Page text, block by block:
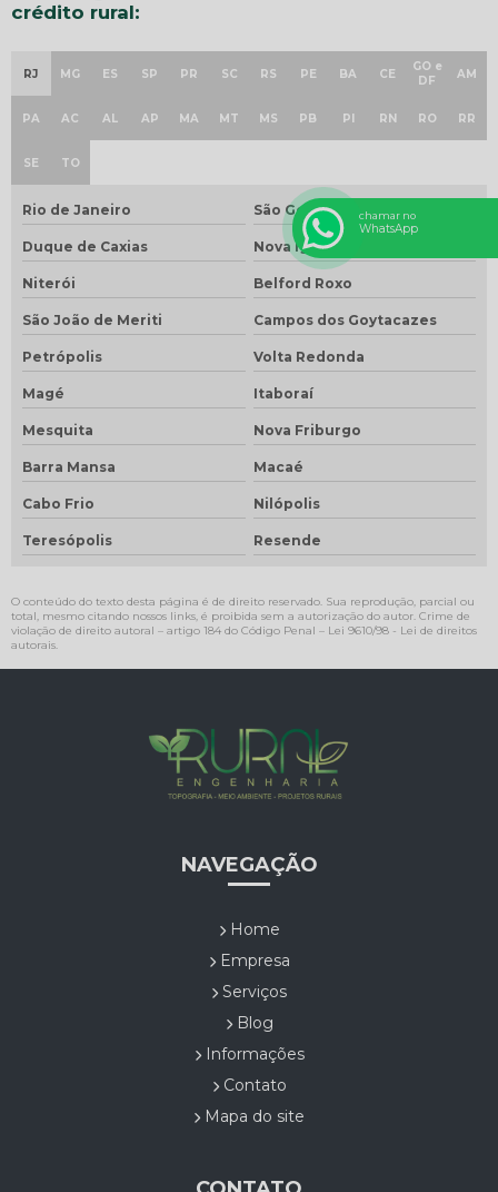
crédito rural:
RJ MG ES SP PR SC RS PE BA CE
GO e
DF
AM
PA AC AL AP MA MT MS PB PI RN RO RR
SE TO
Rio de Janeiro São Gonçalo
Duque de Caxias Nova Iguaçu
Niterói Belford Roxo
São João de Meriti Campos dos Goytacazes
Petrópolis Volta Redonda
Magé Itaboraí
Mesquita Nova Friburgo
Barra Mansa Macaé
Cabo Frio Nilópolis
Teresópolis Resende
O conteúdo do texto desta página é de direito reservado. Sua reprodução, parcial ou
total, mesmo citando nossos links, é proibida sem a autorização do autor. Crime de
violação de direito autoral – artigo 184 do Código Penal – Lei 9610/98 - Lei de direitos
autorais.
NAVEGAÇÃO
Home
Empresa
Serviços
Blog
Informações
Contato
Mapa do site
chamar no
WhatsApp